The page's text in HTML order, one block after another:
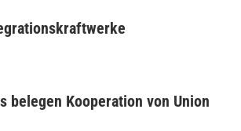
belegen Kooperation von Union